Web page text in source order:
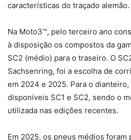
características do traçado alemão.
Na Moto3™, pelo terceiro ano
à disposição os compostos da
SC2 (médio) para o traseiro. O
Sachsenring, foi a escolha de
em 2024 e 2025. Para o
disponíveis SC1 e SC2, sendo o
utilizada nas edições recentes.
Em 2025, os pneus médios foram